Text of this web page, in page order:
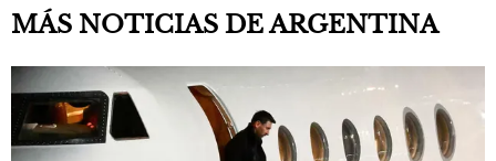
MÁS NOTICIAS DE ARGENTINA